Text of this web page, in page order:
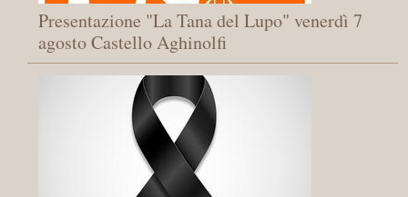
Presentazione "La Tana del Lupo" venerdì 7
agosto Castello Aghinolfi